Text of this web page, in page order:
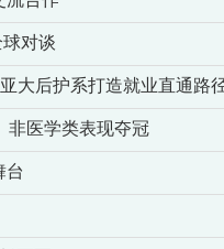
对谈
大后护系打造就业直通路
非医学类表现夺冠
台